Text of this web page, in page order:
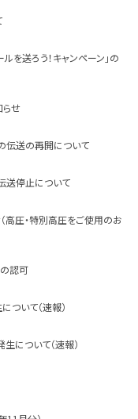
を送ろう！キャンペーン」の
せ
伝送の再開について
送停止について
高圧・特別高圧をご使用のお
認可
いて（速報）
について（速報）